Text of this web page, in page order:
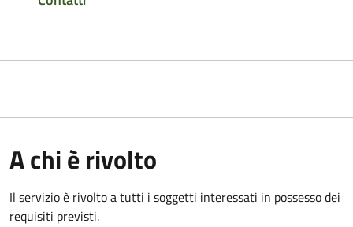
A chi è rivolto
Il servizio è rivolto a tutti i soggetti interessati in possesso dei
requisiti previsti.